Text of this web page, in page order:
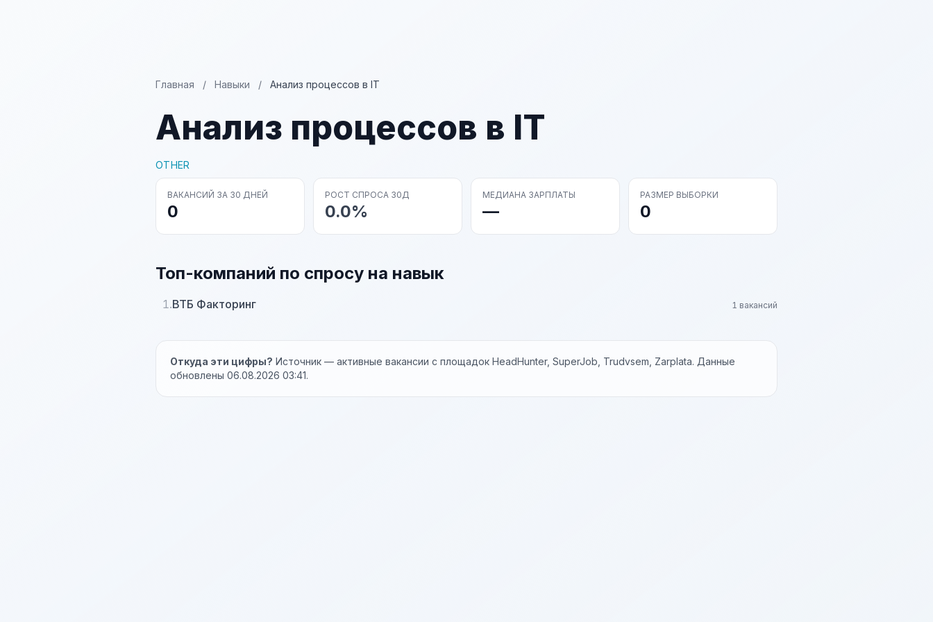
Главная / Навыки / Анализ процессов в IT
Анализ процессов в IT
OTHER
ВАКАНСИЙ ЗА 30 ДНЕЙ
0
РОСТ СПРОСА 30Д
0.0%
МЕДИАНА ЗАРПЛАТЫ
—
РАЗМЕР ВЫБОРКИ
0
Топ-компаний по спросу на навык
1.ВТБ Факторинг 1 вакансий
Откуда эти цифры? Источник — активные вакансии с площадок HeadHunter, SuperJob, Trudvsem, Zarplata. Данные
обновлены 06.08.2026 03:41.